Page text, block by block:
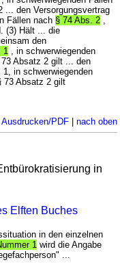
... den Versorgungsvertrag
Fällen nach § 74 Abs. 2
(3) Hält ... die
den
1
, in schwerwiegenden
Absatz 2 gilt ... den
in schwerwiegenden
73 Absatz 2 gilt
Ausdrucken/PDF| nach oben
in
Elften Buches
in den einzelnen
1 wird die Angabe
...